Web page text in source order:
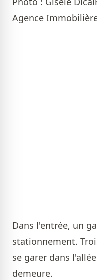
Agence
Dans l'entrée, un
stationnement.
se garer dans
demeure.